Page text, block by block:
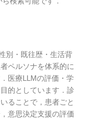
別・既往歴・生活背
ペルソナを体系的に
医療LLMの評価・学
的としています．診
ることで，患者ごと
意思決定支援の評価